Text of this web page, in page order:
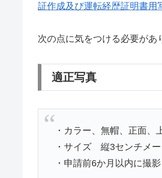
証作成及び運転経歴証明書用
次の点に気をつける必要があ
適正写真
・カラー、無帽、正面、
・サイズ 縦3センチメ
・申請前6か月以内に撮